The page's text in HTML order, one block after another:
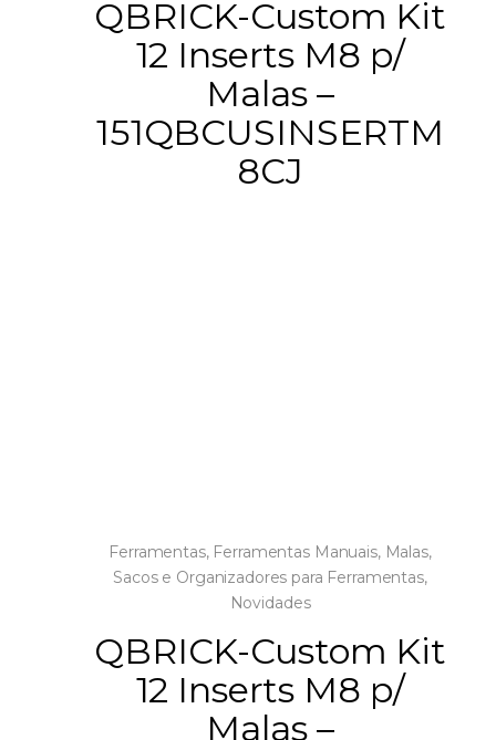
QBRICK-Custom Kit
12 Inserts M8 p/
Malas –
151QBCUSINSERTM
8CJ
Ferramentas, Ferramentas Manuais, Malas,
Sacos e Organizadores para Ferramentas,
Novidades
QBRICK-Custom Kit
12 Inserts M8 p/
Malas –